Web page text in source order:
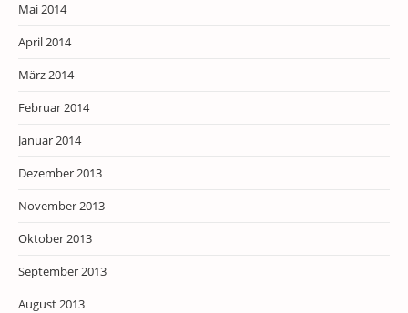
Mai 2014
April 2014
März 2014
Februar 2014
Januar 2014
Dezember 2013
November 2013
Oktober 2013
September 2013
August 2013